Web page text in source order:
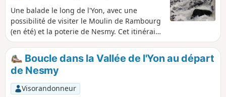
Une balade le long de l'Yon, avec une
possibilité de visiter le Moulin de Rambourg
(en été) et la poterie de Nesmy. Cet itinéraire
est au départ de l'arrêt de bus "Brancaire"
sur la ligne 14, mais il est possible de garer
la voiture sur le parking au bord de l'Yon et
réaliser la randonnée en aller-retour.
Boucle dans la Vallée de l'Yon au départ
de Nesmy
Visorandonneur